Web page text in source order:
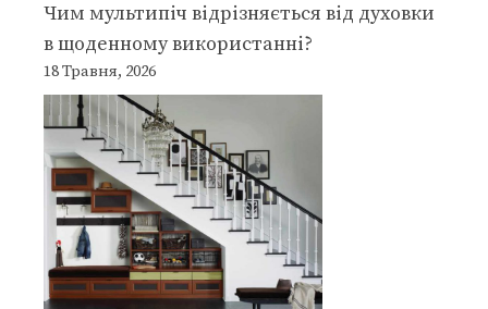
Чим мультипіч відрізняється від духовки
в щоденному використанні?
18 Травня, 2026